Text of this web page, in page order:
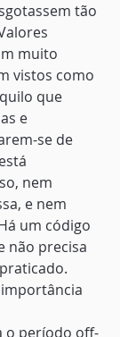
tão
muito
vistos como
que
e
se de
nem
e nem
um código
não precisa
o período off-